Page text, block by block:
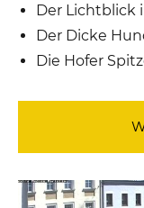
Der Lichtblick
Der Dicke
Die Hofer